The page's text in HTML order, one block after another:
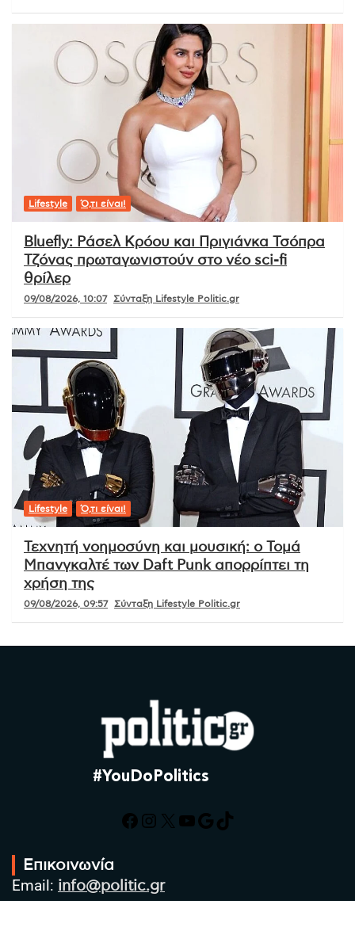
Lifestyle Ό,τι είναι!
Bluefly: Ράσελ Κρόου και Πριγιάνκα Τσόπρα
Τζόνας πρωταγωνιστούν στο νέο sci-fi
θρίλερ
09/08/2026, 10:07 Σύνταξη Lifestyle Politic.gr
Lifestyle Ό,τι είναι!
Τεχνητή νοημοσύνη και μουσική: ο Τομά
Μπανγκαλτέ των Daft Punk απορρίπτει τη
χρήση της
09/08/2026, 09:57 Σύνταξη Lifestyle Politic.gr
#YouDoPolitics
Facebook
Instagram
X YouTube
Google
TikTok
Επικοινωνία
Email: info@politic.gr
Τηλ: